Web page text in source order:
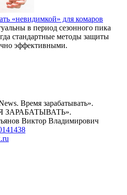
«невидимкой» для комаров
в период сезонного пика
стандартные методы защиты
эффективными.
Время зарабатывать».
ЗАРАБАТЫВАТЬ».
Виктор Владимирович